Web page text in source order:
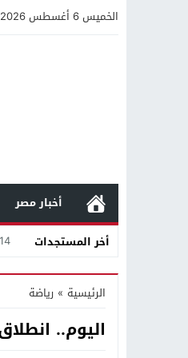
الخميس 6 أغسطس 2026 - 4:50 صباحًا
أخبار مصر
أخر المستجدات
الرئيسية » رياضة
اليوم..